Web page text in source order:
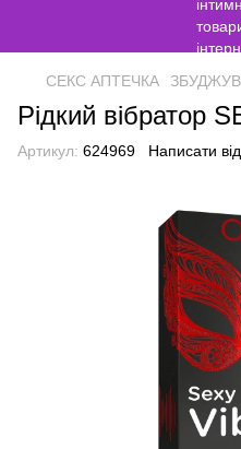
СЕКС АПТЕЧКА
Рідкий вібратор
Артикул: 624969 Написати